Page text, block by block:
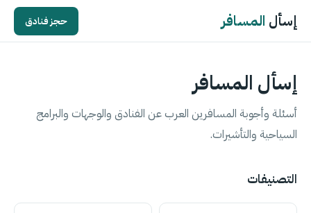
إسأل المسافر حجز فنادق
إسأل المسافر
أسئلة وأجوبة المسافرين العرب عن الفنادق والوجهات والبرامج
السياحية والتأشيرات.
التصنيفات